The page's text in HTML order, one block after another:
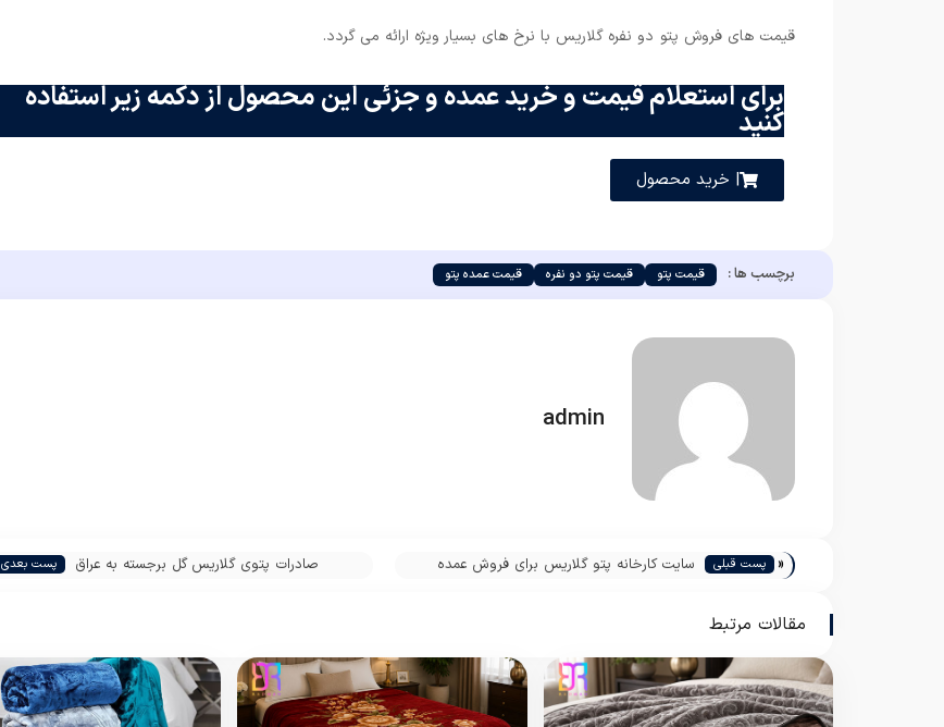
قیمت های فروش پتو دو نفره گلاریس با نرخ های بسیار ویژه ارائه می گردد.
برای استعلام قیمت و خرید عمده و جزئی این محصول از دکمه زیر استفاده
کنید
| خرید محصول
برچسب ها : قیمت پتو قیمت پتو دو نفره قیمت عمده پتو
admin
« پست قبلی سایت کارخانه پتو گلاریس برای فروش عمده صادرات پتوی گلاریس گل برجسته به عراق پست بعدی
مقالات مرتبط